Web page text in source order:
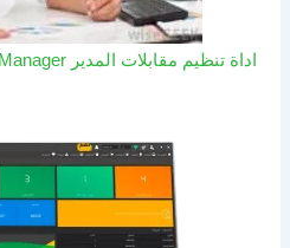
اداة تنظيم مقابلات المدير Interview Manager